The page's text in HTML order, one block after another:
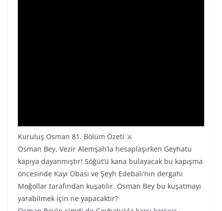
Kuruluş Osman 81. Bölüm Özeti ⚔
Osman Bey, Vezir Alemşah’la hesaplaşırken Geyhatu
kapıya dayanmıştır! Söğüt’ü kana bulayacak bu kapışma
öncesinde Kayı Obası ve Şeyh Edebalı’nın dergahı
Moğollar tarafından kuşatılır. Osman Bey bu kuşatmayı
yarabilmek için ne yapacaktır?